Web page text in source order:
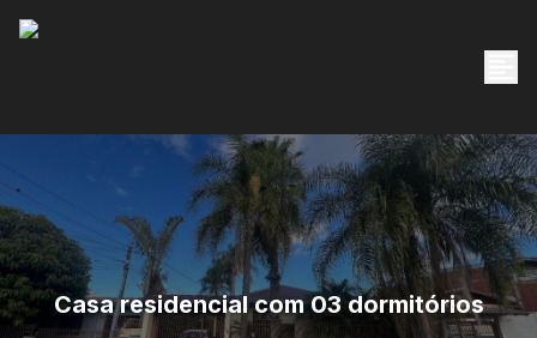
Casa residencial com 03 dormitórios